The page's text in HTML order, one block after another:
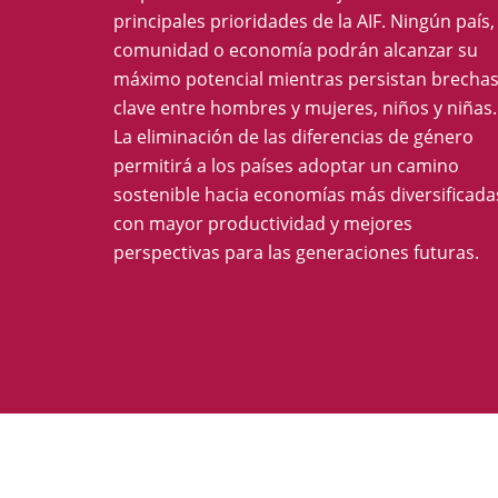
principales prioridades de la AIF. Ningún país,
comunidad o economía podrán alcanzar su
máximo potencial mientras persistan brechas
clave entre hombres y mujeres, niños y niñas.
La eliminación de las diferencias de género
permitirá a los países adoptar un camino
sostenible hacia economías más
con mayor productividad y mejores
perspectivas para las generaciones futuras.